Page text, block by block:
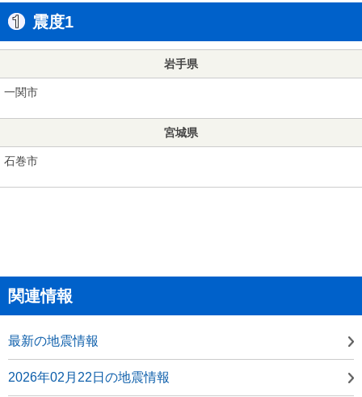
震度1
岩手県
一関市
宮城県
石巻市
関連情報
最新の地震情報
2026年02月22日の地震情報